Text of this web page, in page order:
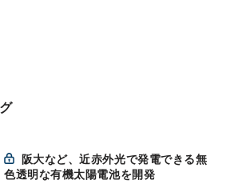
色透明な有機太陽電池を開発